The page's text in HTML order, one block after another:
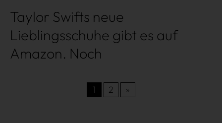
Taylor Swifts neue
Lieblingsschuhe gibt es auf
Amazon. Noch
1 2 »